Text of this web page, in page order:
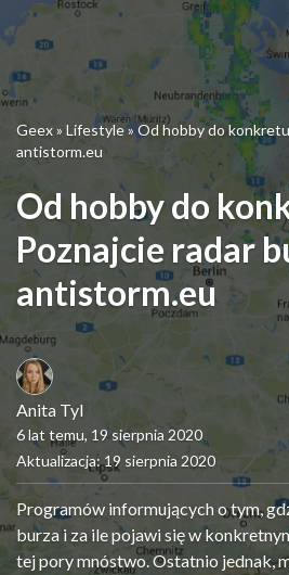
Geex» Lifestyle»Od hobby do
antistorm.eu
Od hobby do
Poznajcie radar
antistorm.eu
Anita Tyl
6 lat temu, 19 sierpnia 2020
Aktualizacja: 19 sierpnia 2020
Programów informujących o tym,
burza i za ile pojawi się w
tej pory mnóstwo. Ostatnio jednak,